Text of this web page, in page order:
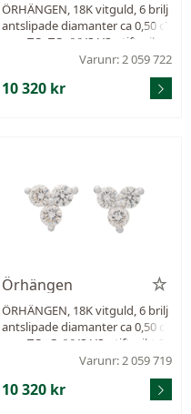
ÖRHÄNGEN, 18K vitguld, 6 brilj
antslipade diamanter ca 0,50 ct
v, ca TCr-TCa/VVS-VS, stift, vikt
Varunr: 2 059 722
10 320 kr
Örhängen
ÖRHÄNGEN, 18K vitguld, 6 brilj
antslipade diamanter ca 0,50 ct
v, ca TCr-Cr/VVS-VS, stift, vikt 2,
Varunr: 2 059 719
10 320 kr